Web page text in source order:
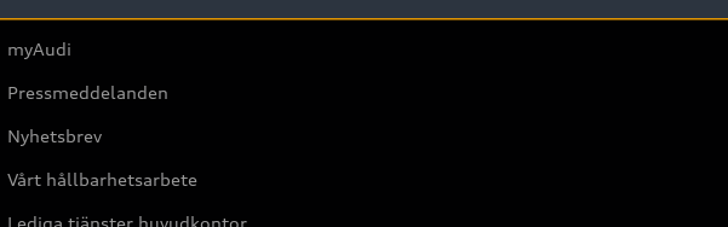
myAudi
Pressmeddelanden
Nyhetsbrev
Vårt hållbarhetsarbete
Lediga tjänster huvudkontor